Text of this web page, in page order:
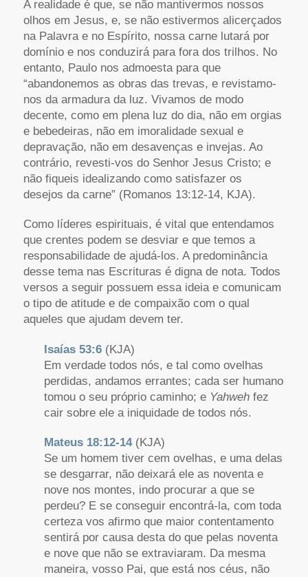
A realidade é que, se não mantivermos nossos
olhos em Jesus, e, se não estivermos alicerçados
na Palavra e no Espírito, nossa carne lutará por
domínio e nos conduzirá para fora dos trilhos. No
entanto, Paulo nos admoesta para que
“abandonemos as obras das trevas, e revistamo-
nos da armadura da luz. Vivamos de modo
decente, como em plena luz do dia, não em orgias
e bebedeiras, não em imoralidade sexual e
depravação, não em desavenças e invejas. Ao
contrário, revesti-vos do Senhor Jesus Cristo; e
não fiqueis idealizando como satisfazer os
desejos da carne” (Romanos 13:12-14, KJA).
Como líderes espirituais, é vital que entendamos
que crentes podem se desviar e que temos a
responsabilidade de ajudá-los. A predominância
desse tema nas Escrituras é digna de nota. Todos
versos a seguir possuem essa ideia e comunicam
o tipo de atitude e de compaixão com o qual
aqueles que ajudam devem ter.
Isaías 53:6(KJA)
Em verdade todos nós, e tal como ovelhas
perdidas, andamos errantes; cada ser humano
tomou o seu próprio caminho; e Yahweh fez
cair sobre ele a iniquidade de todos nós.
Mateus 18:12-14(KJA)
Se um homem tiver cem ovelhas, e uma delas
se desgarrar, não deixará ele as noventa e
nove nos montes, indo procurar a que se
perdeu? E se conseguir encontrá-la, com toda
certeza vos afirmo que maior contentamento
sentirá por causa desta do que pelas noventa
e nove que não se extraviaram. Da mesma
maneira, vosso Pai, que está nos céus, não